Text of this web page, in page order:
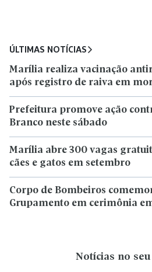
ÚLTIMAS NOTÍCIAS
Marília realiza vacinação
após registro de raiva em
Prefeitura promove ação
Branco neste sábado
Marília abre 300 vagas
cães e gatos em setembro
Corpo de Bombeiros
Grupamento em cerimônia
Notícias no